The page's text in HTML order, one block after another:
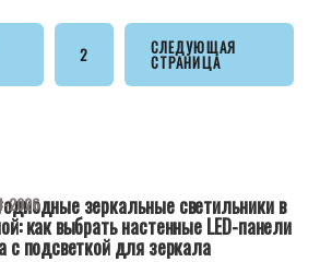
2 СЛЕДУЮЩАЯ
СТРАНИЦА
зеркальные светильники в
как выбрать настенные LED-панели
с подсветкой для зеркала
2026